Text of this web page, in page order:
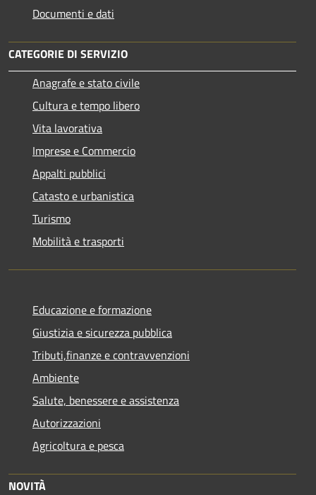
Documenti e dati
CATEGORIE DI SERVIZIO
Anagrafe e stato civile
Cultura e tempo libero
Vita lavorativa
Imprese e Commercio
Appalti pubblici
Catasto e urbanistica
Turismo
Mobilità e trasporti
Educazione e formazione
Giustizia e sicurezza pubblica
Tributi,finanze e contravvenzioni
Ambiente
Salute, benessere e assistenza
Autorizzazioni
Agricoltura e pesca
NOVITÀ